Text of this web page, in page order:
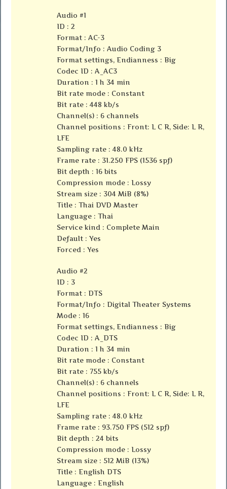
Audio #1
ID : 2
Format : AC-3
Format/Info : Audio Coding 3
Format settings, Endianness : Big
Codec ID : A_AC3
Duration : 1 h 34 min
Bit rate mode : Constant
Bit rate : 448 kb/s
Channel(s) : 6 channels
Channel positions : Front: L C R, Side: L R,
LFE
Sampling rate : 48.0 kHz
Frame rate : 31.250 FPS (1536 spf)
Bit depth : 16 bits
Compression mode : Lossy
Stream size : 304 MiB (8%)
Title : Thai DVD Master
Language : Thai
Service kind : Complete Main
Default : Yes
Forced : Yes
Audio #2
ID : 3
Format : DTS
Format/Info : Digital Theater Systems
Mode : 16
Format settings, Endianness : Big
Codec ID : A_DTS
Duration : 1 h 34 min
Bit rate mode : Constant
Bit rate : 755 kb/s
Channel(s) : 6 channels
Channel positions : Front: L C R, Side: L R,
LFE
Sampling rate : 48.0 kHz
Frame rate : 93.750 FPS (512 spf)
Bit depth : 24 bits
Compression mode : Lossy
Stream size : 512 MiB (13%)
Title : English DTS
Language : English